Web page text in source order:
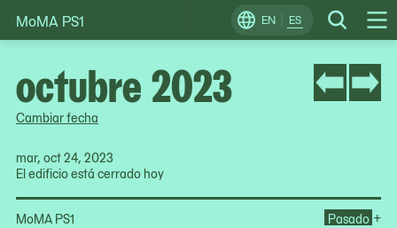
Skip
to
EN ES Search
Change
Locale
MoMA PS1
Cambiar fecha
mar, oct 24, 2023
El edificio está cerrado hoy
MoMA PS1 Pasado +
octubre 2023